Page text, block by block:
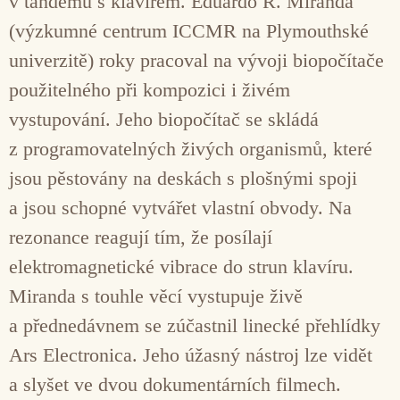
(výzkumné centrum ICCMR na Plymouthské
univerzitě) roky pracoval na vývoji biopočítače
použitelného při kompozici i živém
vystupování. Jeho biopočítač se skládá
z programovatelných živých organismů, které
jsou pěstovány na deskách s plošnými spoji
a jsou schopné vytvářet vlastní obvody. Na
rezonance reagují tím, že posílají
elektromagnetické vibrace do strun klavíru.
Miranda s touhle věcí vystupuje živě
a přednedávnem se zúčastnil linecké přehlídky
Ars Electronica. Jeho úžasný nástroj lze vidět
a slyšet ve dvou dokumentárních filmech.